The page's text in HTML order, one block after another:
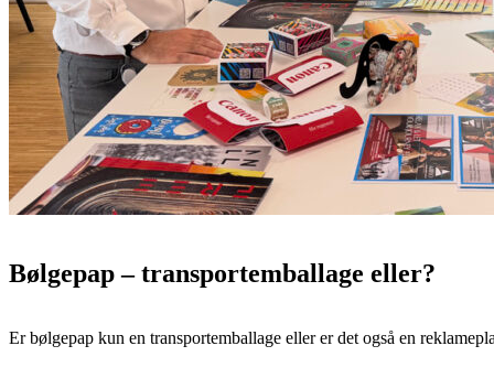
Bølgepap – transportemballage eller?
Er bølgepap kun en transportemballage eller er det også en